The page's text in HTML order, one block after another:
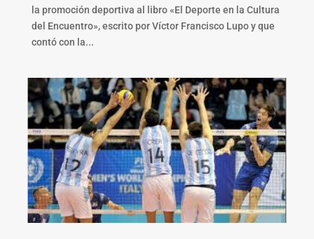
la promoción deportiva al libro «El Deporte en la Cultura
del Encuentro», escrito por Víctor Francisco Lupo y que
contó con la...